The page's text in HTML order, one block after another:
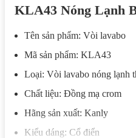
KLA43 Nóng Lạnh
Tên sản phẩm: Vòi lavabo
Mã sản phẩm: KLA43
Loại: Vòi lavabo nóng lạnh
Chất liệu: Đồng mạ crom
Hãng sản xuất: Kanly
Kiểu dáng: Cổ điển